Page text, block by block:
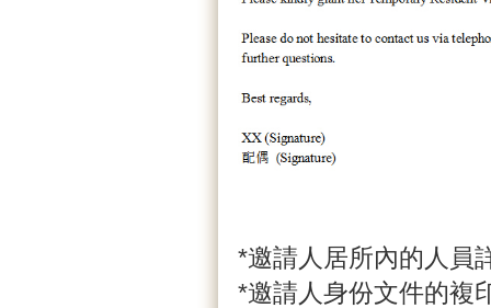
*邀請人居所內的人員
*邀請人身份文件的複